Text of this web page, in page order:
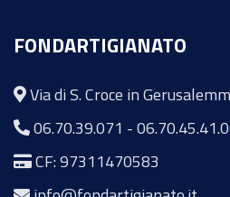
FONDARTIGIANATO
Via di S. Croce in
06.70.39.071 -
CF: 97311470583